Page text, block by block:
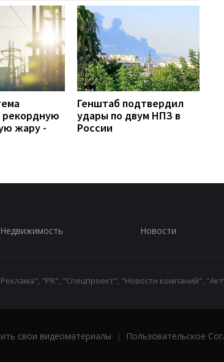
жару -
Генштаб подтвердил
удары по двум НПЗ в
России
Недвижимость Новости
"PR", "Спецпроект", "Новости компаний",
свои видеоматериалы | Пользовательское